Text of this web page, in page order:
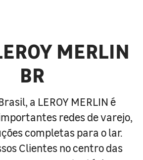
MERLIN
BR
a LEROY MERLIN é
redes de varejo,
completas para o lar.
Clientes no centro das